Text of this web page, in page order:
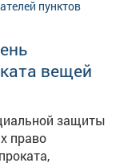
изучали
они знают,
знания и
и интересен
вещей
защиты
право